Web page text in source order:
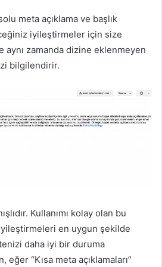
meta açıklama ve başlık
iyileştirmeler için size
zamanda dizine eklenmeyen
bilgilendirir.
Kullanımı kolay olan bu
en uygun şekilde
daha iyi bir duruma
“Kısa meta açıklamaları”